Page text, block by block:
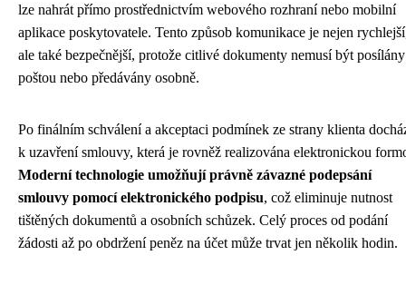
lze nahrát přímo prostřednictvím webového rozhraní nebo mobilní
aplikace poskytovatele. Tento způsob komunikace je nejen
ale také bezpečnější, protože citlivé dokumenty nemusí být posílány
poštou nebo předávány osobně.
Po finálním schválení a akceptaci podmínek ze strany klienta
k uzavření smlouvy, která je rovněž realizována elektronickou
Moderní technologie umožňují právně závazné podepsání
smlouvy pomocí elektronického podpisu, což eliminuje nutnost
tištěných dokumentů a osobních schůzek. Celý proces od podání
žádosti až po obdržení peněz na účet může trvat jen několik hodin.